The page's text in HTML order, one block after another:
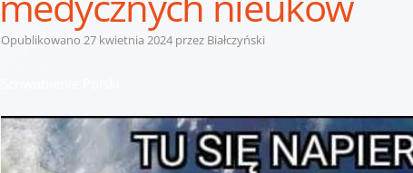
Opublikowano27 kwietnia 2024 przez Białczyński